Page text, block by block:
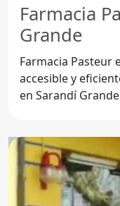
Farmacia
Grande
Farmacia Pasteur
accesible y eficiente La Farmacia Pasteur,
en Sarandí